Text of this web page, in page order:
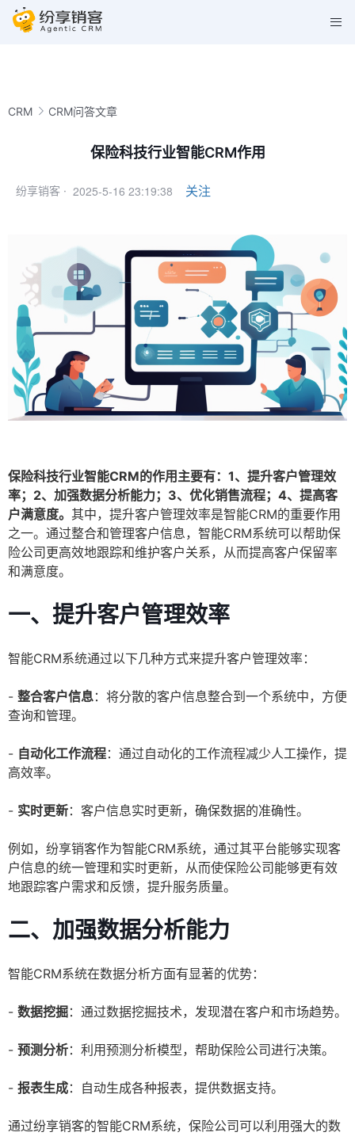
CRM CRM问答文章
保险科技行业智能CRM作用
纷享销客 · 2025-5-16 23:19:38 关注
保险科技行业智能CRM的作用主要有：1、提升客户管理效
率；2、加强数据分析能力；3、优化销售流程；4、提高客
户满意度。 其中，提升客户管理效率是智能CRM的重要作用
之一。通过整合和管理客户信息，智能CRM系统可以帮助保
险公司更高效地跟踪和维护客户关系，从而提高客户保留率
和满意度。
一、提升客户管理效率
智能CRM系统通过以下几种方式来提升客户管理效率：
- 整合客户信息：将分散的客户信息整合到一个系统中，方便
查询和管理。
- 自动化工作流程：通过自动化的工作流程减少人工操作，提
高效率。
- 实时更新：客户信息实时更新，确保数据的准确性。
例如，纷享销客作为智能CRM系统，通过其平台能够实现客
户信息的统一管理和实时更新，从而使保险公司能够更有效
地跟踪客户需求和反馈，提升服务质量。
二、加强数据分析能力
智能CRM系统在数据分析方面有显著的优势：
- 数据挖掘：通过数据挖掘技术，发现潜在客户和市场趋势。
- 预测分析：利用预测分析模型，帮助保险公司进行决策。
- 报表生成：自动生成各种报表，提供数据支持。
通过纷享销客的智能CRM系统，保险公司可以利用强大的数